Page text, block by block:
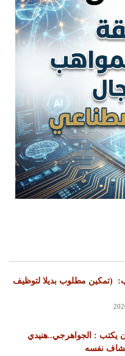
‏(تمكين مطلوب بديلا لتوظيف
يكتب : الجواهرجي..هنيدي
نفسه